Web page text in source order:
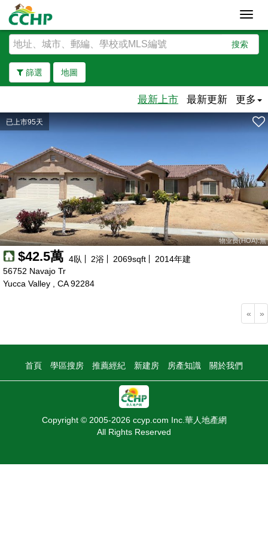
搜索
篩選 地圖
去除邊界
最新上市 最新更新 更多
已上市95天
物业费(HOA):無
$42.5萬 4臥 2浴 2069sqft 2014年建
56752 Navajo Tr
Yucca Valley , CA 92284
« »
首頁 學區搜房 推薦經紀 新建房 房產知識 關於我們
Copyright © 2005-2026 ccyp.com Inc.華人地產網
All Rights Reserved